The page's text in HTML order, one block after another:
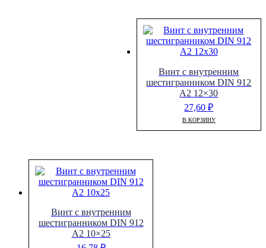
Винт с внутренним
шестигранником DIN 912
A2 12×30
27,60₽
В КОРЗИНУ
Винт с внутренним
шестигранником DIN 912
A2 10×25